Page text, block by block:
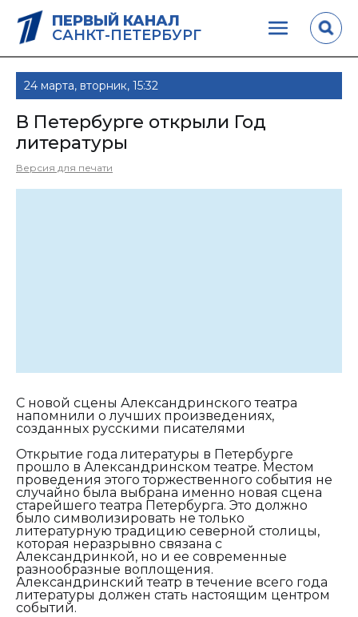
ПЕРВЫЙ КАНАЛ
САНКТ-ПЕТЕРБУРГ
24 марта, вторник, 15:32
В Петербурге открыли Год
литературы
Версия для печати
С новой сцены Александринского театра
напомнили о лучших произведениях,
созданных русскими писателями
Открытие года литературы в Петербурге
прошло в Александринском театре. Местом
проведения этого торжественного события не
случайно была выбрана именно новая сцена
старейшего театра Петербурга. Это должно
было символизировать не только
литературную традицию северной столицы,
которая неразрывно связана с
Александринкой, но и ее современные
разнообразные воплощения.
Александринский театр в течение всего года
литературы должен стать настоящим центром
событий.